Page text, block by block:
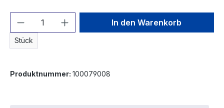
Produkt Anzahl: Gib den
Stück
In den Warenkorb
Produktnummer: 100079008